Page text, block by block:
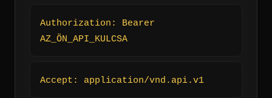
Authorization: Bearer
AZ_ÖN_API_KULCSA
Accept: application/vnd.api.v1